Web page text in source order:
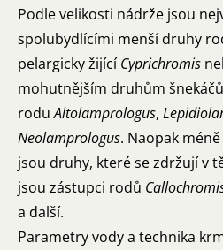
Podle velikosti nádrže jsou
spolubydlícími menší druhy
pelargicky žijícíCyprichromis
mohutnějším druhům
roduAltolamprologus,
Neolamprologus. Naopak
jsou druhy, které se zdržují v
jsou zástupci rodů
a další.
Parametry vody a technika